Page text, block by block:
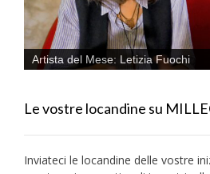
Artista del Mese: Letizia Fuochi
Le vostre locandine su
Inviateci le locandine delle vostre